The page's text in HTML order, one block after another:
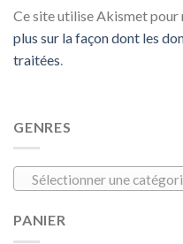
Ce site utilise Akismet pour
plus sur la façon dont les
traitées.
GENRES
Sélectionner une
PANIER